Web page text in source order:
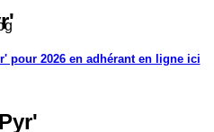
pour 2026 en adhérant en ligne ici